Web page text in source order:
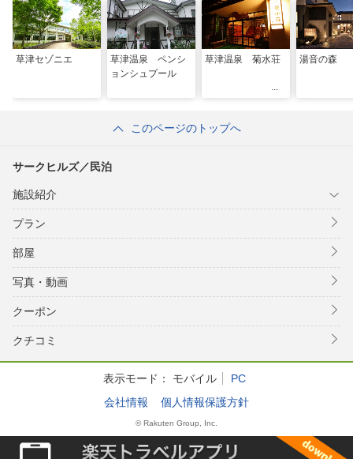
草津セゾニエ
草津温泉 ペンシ
ョンシュプール
草津温泉 菊水荘 湯音の森
このページのトップへ
サークヒルズ／民泊
施設紹介
プラン
部屋
写真・動画
クーポン
クチコミ
表示モード： モバイル
PC
会社情報
個人情報保護方針
© Rakuten Group, Inc.